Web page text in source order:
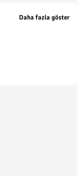
Daha fazla göster